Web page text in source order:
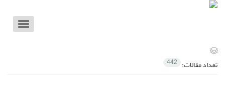
Toggle
تعداد مقالات: 442